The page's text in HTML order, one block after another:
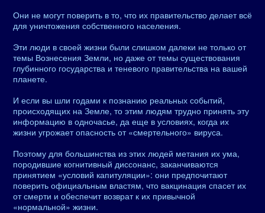
Они не могут поверить в то, что их правительство делает всё
для уничтожения собственного населения.
Эти люди в своей жизни были слишком далеки не только от
темы Вознесения Земли, но даже от темы существования
глубинного государства и теневого правительства на вашей
планете.
И если вы шли годами к познанию реальных событий,
происходящих на Земле, то этим людям трудно принять эту
информацию в одночасье, да еще в условиях, когда их
жизни угрожает опасность от «смертельного» вируса.
Поэтому для большинства из этих людей метания их ума,
породившие когнитивный диссонанс, заканчиваются
принятием «условий капитуляции»: они предпочитают
поверить официальным властям, что вакцинация спасет их
от смерти и обеспечит возврат к их привычной
«нормальной» жизни.